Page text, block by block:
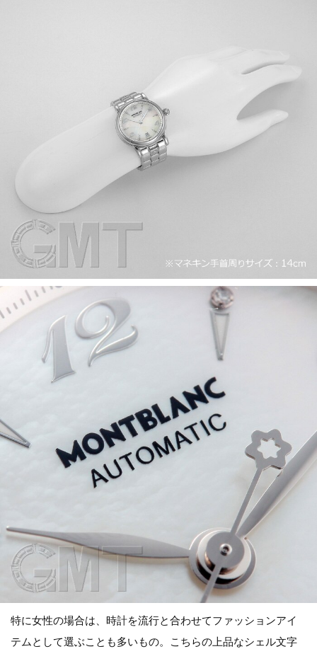
特に女性の場合は、時計を流行と合わせてファッションアイ
テムとして選ぶことも多いもの。こちらの上品なシェル文字